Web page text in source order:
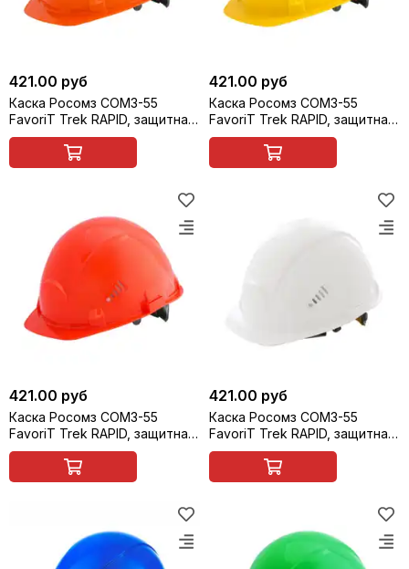
421.00 руб
Каска Росомз СОМЗ-55
FavoriT Trek RAPID, защитная,
оранжевая, арт. 75614
421.00 руб
Каска Росомз СОМЗ-55
FavoriT Trek RAPID, защитная,
желтая, арт. 75615
421.00 руб
Каска Росомз СОМЗ-55
FavoriT Trek RAPID, защитная,
красная, арт. 75616
421.00 руб
Каска Росомз СОМЗ-55
FavoriT Trek RAPID, защитная,
белая, арт. 75617